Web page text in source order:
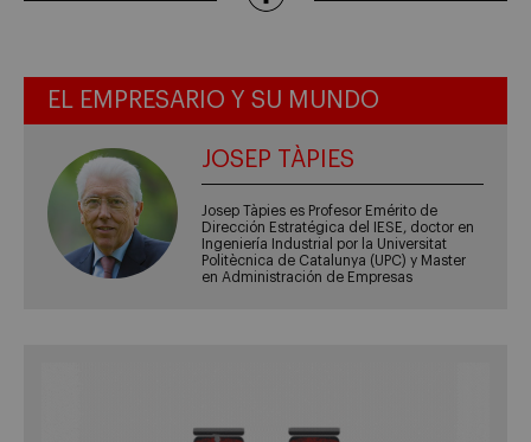
EL EMPRESARIO Y SU MUNDO
JOSEP TÀPIES
Josep Tàpies es Profesor Emérito de
Dirección Estratégica del IESE, doctor en
Ingeniería Industrial por la Universitat
Politècnica de Catalunya (UPC) y Master
en Administración de Empresas